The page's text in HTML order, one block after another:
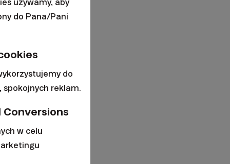
i
przez nas
kupimy
używamy, aby
do Pana/Pani
do
spokojnych reklam.
Conversions
w celu